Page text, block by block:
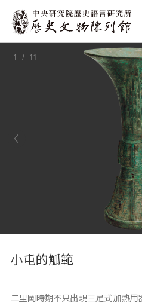
:::
1 / 11
小屯的觚範
二里岡時期不只出現三足式加熱